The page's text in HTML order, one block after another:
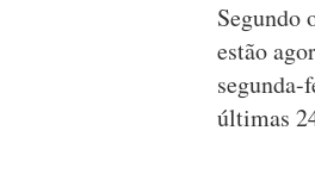
Segundo
estão
segunda-
últimas